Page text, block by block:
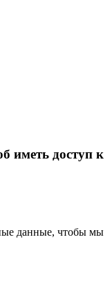
иметь доступ к
данные, чтобы мы